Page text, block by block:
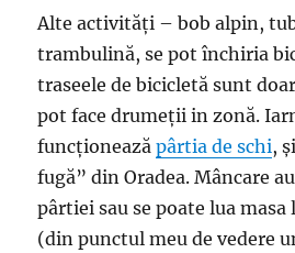
Alte activități – bob alpin,
trambulină, se pot închiria
traseele de bicicletă sunt
pot face drumeții in zonă.
funcționeazăpârtia de schi,
fugă” din Oradea. Mâncare
pârtiei sau se poate lua
(din punctul meu de vedere